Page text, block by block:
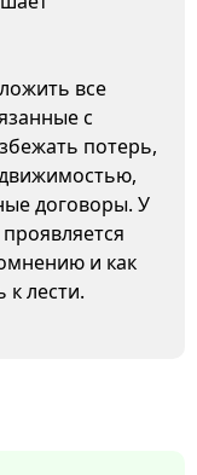
все
с
потерь,
договоры. У
и как
к лести.